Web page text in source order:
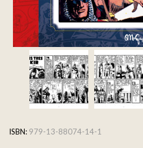
ISBN: 979-13-88074-14-1